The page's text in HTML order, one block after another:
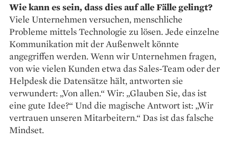
Wie kann es sein, dass dies auf alle Fälle gelingt?
Viele Unternehmen versuchen, menschliche
Probleme mittels Technologie zu lösen. Jede einzelne
Kommunikation mit der Außenwelt könnte
angegriffen werden. Wenn wir Unternehmen fragen,
von wie vielen Kunden etwa das Sales-Team oder der
Helpdesk die Datensätze hält, antworten sie
verwundert: „Von allen.“ Wir: „Glauben Sie, das ist
eine gute Idee?“ Und die magische Antwort ist: „Wir
vertrauen unseren Mitarbeitern.“ Das ist das falsche
Mindset.